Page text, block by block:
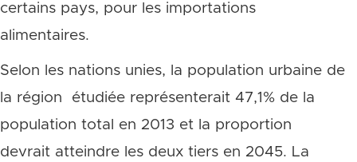
certains pays, pour les importations
alimentaires.
Selon les nations unies, la population urbaine de
la région étudiée représenterait 47,1% de la
population total en 2013 et la proportion
devrait atteindre les deux tiers en 2045. La